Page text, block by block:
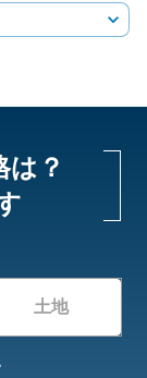
は？
土地